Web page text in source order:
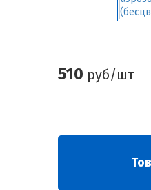
510 руб/шт